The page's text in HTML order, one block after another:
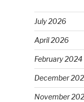
July 2026
April 2026
February 2024
December
November